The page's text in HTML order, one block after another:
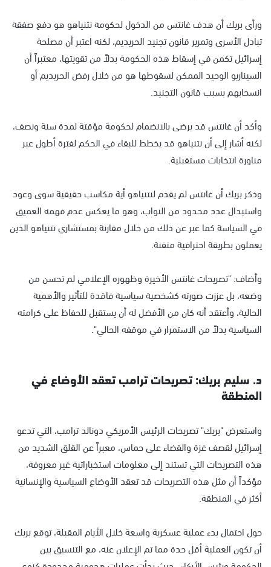
ورأى بريك أن هدف غانتس من الدخول لحكومة نتنياهو هو دفع صفقة
تبادل الأسرى وتمرير قانون تجنيد الحريديم، لكنه اعتبر أن مصلحة
إسرائيل تكمن في إسقاط هذه الحكومة بدلاً من تقويتها، معتبراً أن
السيناريو الوحيد الممكن لسقوطها هو من خلال رفض الحريديم أو
انسحابهم بسبب قانون التجنيد.
وأكد أن غانتس قد يرضى بالانضمام لحكومة مؤقتة لمدة سنة ونصف،
لكنه أشار إلى أن نتنياهو قد يخطط للبقاء في الحكم لفترة أطول عبر
مناورة انتخابات مستقبلية.
وذكر بريك أن غانتس لم يقدم لنتنياهو أية مكاسب حقيقية سوى وعود
واستبدال عدد محدود من النواب، وهو ما يعكس عدم فهمه العميق
في السياسة كما عبر عن ذلك من خلال مقارنة بمستشاري نتنياهو الذين
يعملون بطريقة احترافية متقنة.
وأضاف: "تصريحات غانتس الأخيرة وظهوره الإعلامي لم تحسن من
وضعه، بل عززت صورته كشخصية سياسية فاقدة للتأثير والأهمية
الحالية، وأعتقد أنه كان من الأفضل له أن يستقبل للحفاظ على كرامته
السياسية بدلاً من الاستمرار في موقفه الحالي".
د. سليم بريك: تصريحات ترامب تعقد الأوضاع في
المنطقة
واستعرض "بريك" تصريحات الرئيس الأمريكي دونالد ترامب، التي تدعو
إسرائيل لقصف غزة والقضاء على حماس، معبراً عن القلق الشديد من
هذه التصريحات التي تستند إلى معلومات استخباراتية غير معروفة،
مؤكداً أن مثل هذه التصريحات قد تعقد الأوضاع السياسية والإنسانية
أكثر في المنطقة.
حول احتمال بدء عملية عسكرية واسعة خلال الأيام المقبلة، توقع بريك
أن تكون العملية أقل حدة مما تم الإعلان عنه، مع التنسيق بين